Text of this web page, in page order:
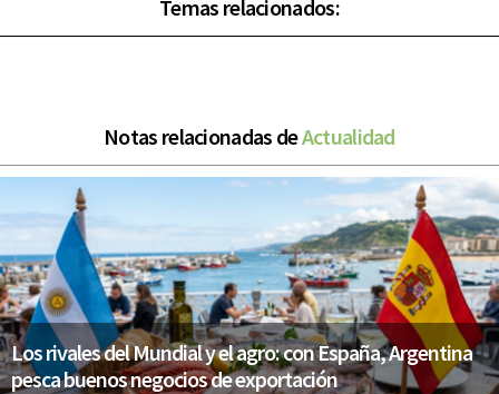
Temas relacionados:
Notas relacionadas deActualidad
Los rivales del Mundial y el agro: con España, Argentina
pesca buenos negocios de exportación